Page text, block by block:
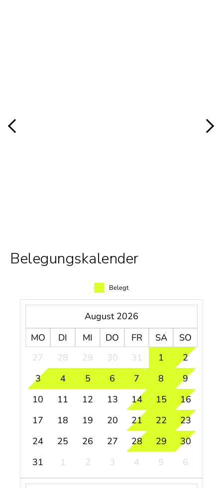
Belegungskalender
Belegt
August 2026
MO
DI MI DO FR SA
SO
27
28 29 30 31 1
2
3
4 5 6 7 8
9
10
11 12 13 14 15
16
17
18 19 20 21 22
23
24
25 26 27 28 29
30
31
1 2 3 4 5 6